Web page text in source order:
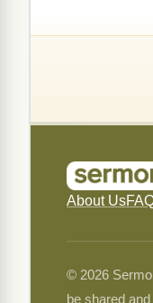
About Us
© 2026
be shared